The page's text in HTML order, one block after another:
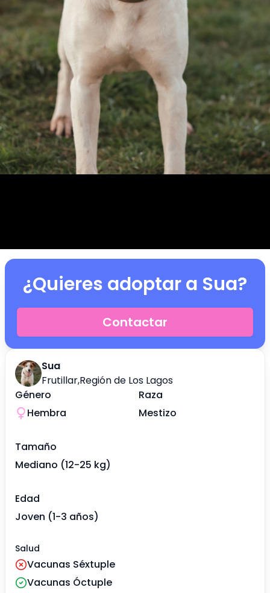
Sua
Frutillar,Región de Los Lagos
Género
Hembra
Raza
Mestizo
Tamaño
Mediano (12-25 kg)
Edad
Joven (1-3 años)
Salud
Vacunas Séxtuple
Vacunas Óctuple
¿Quieres adoptar a Sua?
Contactar